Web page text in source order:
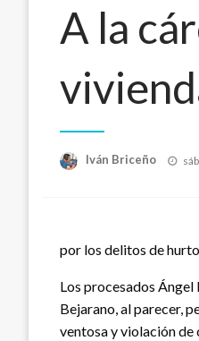
A la
Iván Briceño
por los delitos de
Los procesados
Bejarano, al parecer,
ventosa y violación de